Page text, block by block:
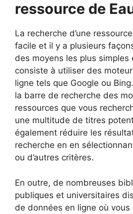
ressource de
La recherche d’une
facile et il y a plusieurs
des moyens les plus simples
consiste à utiliser des
ligne tels que Google ou
la barre de recherche des
ressources que vous
une multitude de titres
également réduire les
recherche en en
ou d’autres critères.
En outre, de nombreuses
publiques et universitaires
de données en ligne où